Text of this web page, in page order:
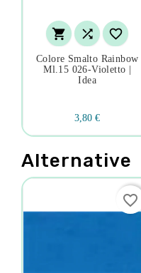
  
Colore Smalto Rainbow
Ml.15 026-Violetto |
Idea
3,80 €
Alternative
favorite_border